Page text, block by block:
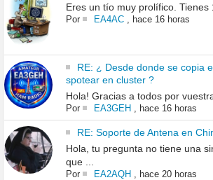
Eres un tío muy prolífico. Tienes
Por EA4AC, hace 16 horas
RE: ¿ Desde donde se copia
spotear en cluster ?
Hola! Gracias a todos por
Por EA3GEH, hace 16 horas
RE: Soporte de Antena en
Hola, tu pregunta no tiene una
que ...
Por EA2AQH, hace 20 horas